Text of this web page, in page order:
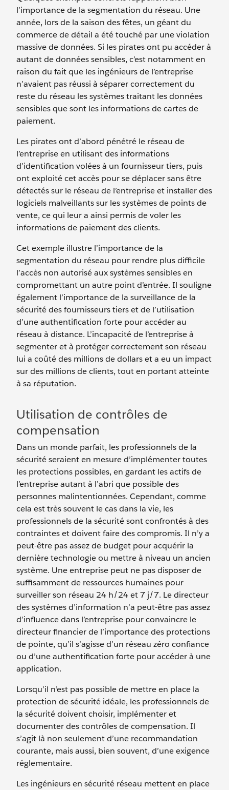
l’importance de la segmentation du réseau. Une
année, lors de la saison des fêtes, un géant du
commerce de détail a été touché par une violation
massive de données. Si les pirates ont pu accéder à
autant de données sensibles, c’est notamment en
raison du fait que les ingénieurs de l’entreprise
n’avaient pas réussi à séparer correctement du
reste du réseau les systèmes traitant les données
sensibles que sont les informations de cartes de
paiement.
Les pirates ont d’abord pénétré le réseau de
l’entreprise en utilisant des informations
d’identification volées à un fournisseur tiers, puis
ont exploité cet accès pour se déplacer sans être
détectés sur le réseau de l’entreprise et installer des
logiciels malveillants sur les systèmes de points de
vente, ce qui leur a ainsi permis de voler les
informations de paiement des clients.
Cet exemple illustre l’importance de la
segmentation du réseau pour rendre plus difficile
l’accès non autorisé aux systèmes sensibles en
compromettant un autre point d’entrée. Il souligne
également l’importance de la surveillance de la
sécurité des fournisseurs tiers et de l’utilisation
d’une authentification forte pour accéder au
réseau à distance. L’incapacité de l’entreprise à
segmenter et à protéger correctement son réseau
lui a coûté des millions de dollars et a eu un impact
sur des millions de clients, tout en portant atteinte
à sa réputation.
Utilisation de contrôles de
compensation
Dans un monde parfait, les professionnels de la
sécurité seraient en mesure d’implémenter toutes
les protections possibles, en gardant les actifs de
l’entreprise autant à l’abri que possible des
personnes malintentionnées. Cependant, comme
cela est très souvent le cas dans la vie, les
professionnels de la sécurité sont confrontés à des
contraintes et doivent faire des compromis. Il n’y a
peut-être pas assez de budget pour acquérir la
dernière technologie ou mettre à niveau un ancien
système. Une entreprise peut ne pas disposer de
suffisamment de ressources humaines pour
surveiller son réseau 24 h/24 et 7 j/7. Le directeur
des systèmes d’information n’a peut-être pas assez
d’influence dans l’entreprise pour convaincre le
directeur financier de l’importance des protections
de pointe, qu’il s’agisse d’un réseau zéro confiance
ou d’une authentification forte pour accéder à une
application.
Lorsqu’il n’est pas possible de mettre en place la
protection de sécurité idéale, les professionnels de
la sécurité doivent choisir, implémenter et
documenter des contrôles de compensation. Il
s’agit là non seulement d’une recommandation
courante, mais aussi, bien souvent, d’une exigence
réglementaire.
Les ingénieurs en sécurité réseau mettent en place